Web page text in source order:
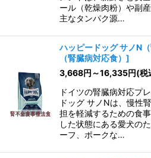
ール（乾燥肉粉）や副
主なタンパク源…
ハッピードッグ サノN（
（腎臓病対応食） ]
3,668円 ～16,335円(税
ドイツの腎臓病対応プ
ドッグ サノNは、慢性
担を軽減するための食
した状態にある愛犬の
ーフ、ポークな…